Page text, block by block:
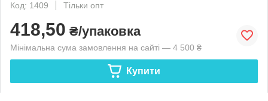
Код: 1409
Тільки опт
418,50 ₴/упаковка
Мінімальна сума замовлення на сайті — 4 500 ₴
Купити